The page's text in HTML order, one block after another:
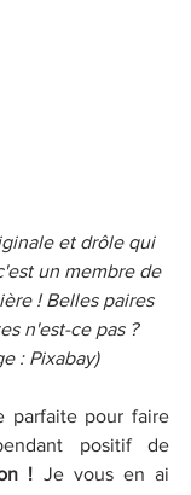
et drôle qui
un membre de
! Belles paires
n'est-ce pas ?
: Pixabay)
parfaite pour faire
positif de
! Je vous en ai